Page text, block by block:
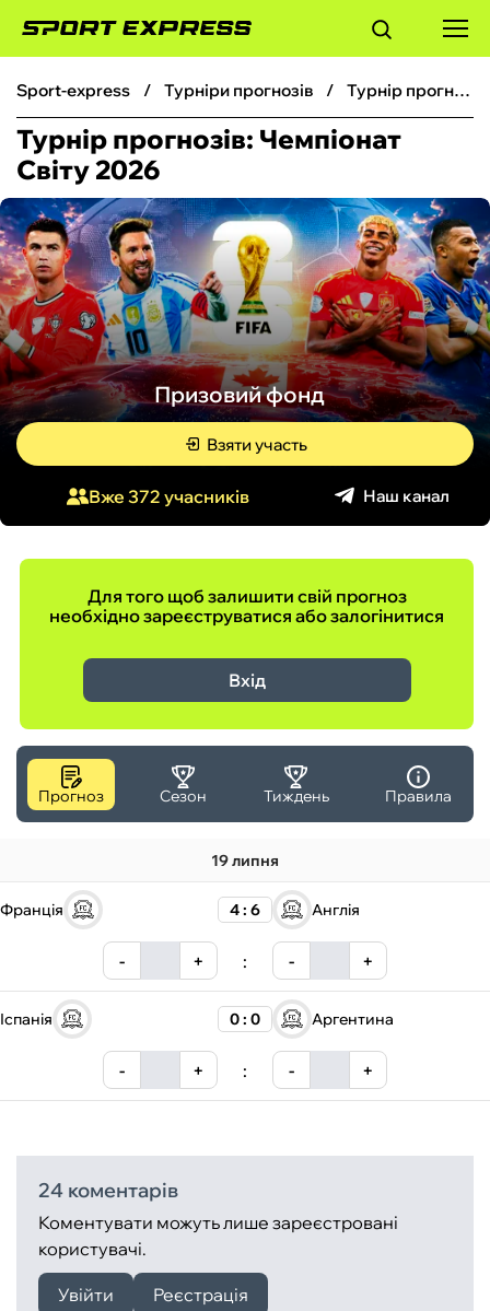
ФУТБОЛ
БАСКЕТБОЛ
БОКС
ХОКЕЙ
ТЕНІС
КІБЕРСПОРТ
ЧС-2026
ФУТЗАЛ
sport-express турніри прогнозів Турнір прогнозів: Чемпіонат Світу 2026
Турнір прогнозів: Чемпіонат
Світу 2026
Призовий фонд
Взяти участь
Вже 372 учасників Наш канал
Для того щоб залишити свій прогноз
необхідно зареєструватися або залогінитися
Вхід
Прогноз Сезон Тиждень Правила
19 липня
Франція 4 : 6 Англія
- + : - +
Іспанія 0 : 0 Аргентина
- + : - +
24 коментарів
Коментувати можуть лише зареєстровані
користувачі.
Увійти Реєстрація